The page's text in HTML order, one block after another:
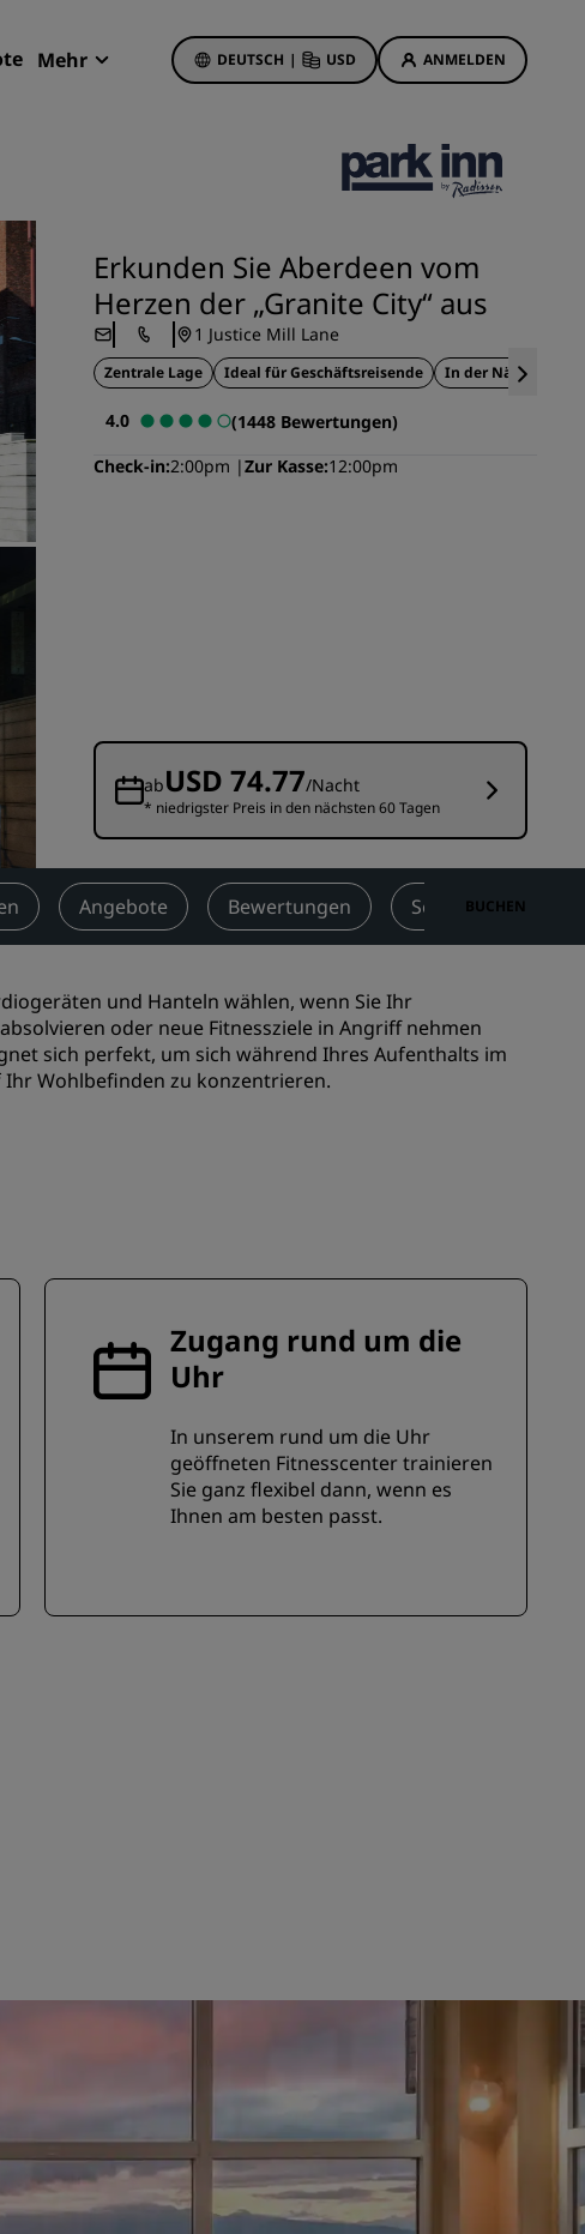
Mehr DEUTSCH | USD ANMELDEN
Meetings
an
suchen
Hotelangebote
Bonus für die erste Buchung
Deals of the Day
Im Voraus buchen
Unsere Angebote anzeigen
Besuchen Sie unseren Blog
Radisson Rewards
Entdecken Sie Radisson Rewards
Vorteile
So verwenden Sie Punkte
Bookers and Planners
REGISTRIEREN
Erkunden Sie Aberdeen vom
Herzen der „Granite City“ aus
1 Justice Mill Lane
Zentrale Lage Ideal für Geschäftsreisende In der Nähe des
4.0
(1448 Bewertungen)
Check-in 2:00pm Zur Kasse 12:00pm
abUSD 74.77/Nacht
* niedrigster Preis in den nächsten 60 Tagen
Angebote Bewertungen BUCHEN
und Hanteln wählen, wenn Sie Ihr
oder neue Fitnessziele in Angriff nehmen
sich perfekt, um sich während Ihres Aufenthalts im
Ihr Wohlbefinden zu konzentrieren.
Zugang rund um die
Uhr
In unserem rund um die Uhr
geöffneten Fitnesscenter trainieren
Sie ganz flexibel dann, wenn es
Ihnen am besten passt.